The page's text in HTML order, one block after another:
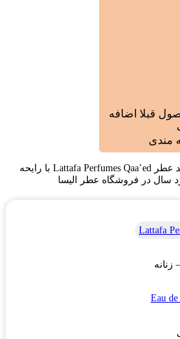
قبلا اضافه
مندی
ادکلن لطافه قائد – قیمت و خرید عطر Lattafa Perfumes Qaa’ed با رایحه
سال در فروشگاه عطر الیسا
Lattafa
زنانه
Eau